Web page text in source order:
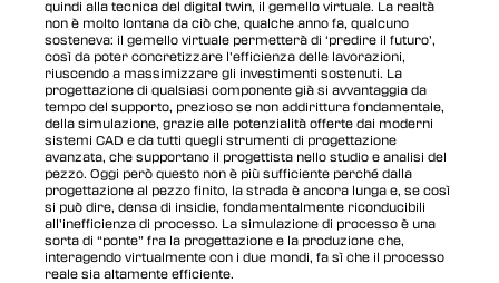
quindi alla tecnica del digital twin, il gemello virtuale. La realtà
non è molto lontana da ciò che, qualche anno fa, qualcuno
sosteneva: il gemello virtuale permetterà di ‘predire il futuro’,
così da poter concretizzare l’efficienza delle lavorazioni,
riuscendo a massimizzare gli investimenti sostenuti. La
progettazione di qualsiasi componente già si avvantaggia da
tempo del supporto, prezioso se non addirittura fondamentale,
della simulazione, grazie alle potenzialità offerte dai moderni
sistemi CAD e da tutti quegli strumenti di progettazione
avanzata, che supportano il progettista nello studio e analisi del
pezzo. Oggi però questo non è più sufficiente perché dalla
progettazione al pezzo finito, la strada è ancora lunga e, se così
si può dire, densa di insidie, fondamentalmente riconducibili
all’inefficienza di processo. La simulazione di processo è una
sorta di “ponte” fra la progettazione e la produzione che,
interagendo virtualmente con i due mondi, fa sì che il processo
reale sia altamente efficiente.